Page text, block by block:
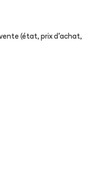
(état, prix d'achat,